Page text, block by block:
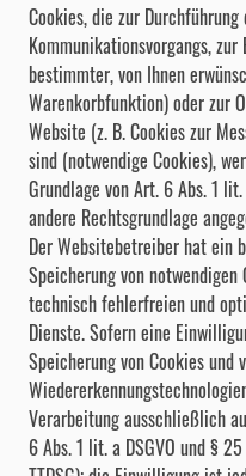
Cookies, die zur
Kommunikationsvorgangs,
bestimmter, von Ihnen
Warenkorbfunktion) oder zur
Website (z. B. Cookies zur
sind (notwendige Cookies),
Grundlage von Art. 6 Abs. 1
andere Rechtsgrundlage
Der Websitebetreiber hat ein
Speicherung von notwendigen
technisch fehlerfreien und
Dienste. Sofern eine
Speicherung von Cookies und
Verarbeitung ausschließlich
6 Abs. 1 lit. a DSGVO und § 25